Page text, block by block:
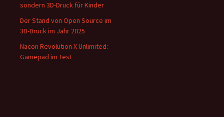
sondern 3D-Druck für Kinder
Der Stand von Open Source im
3D-Druck im Jahr 2025
Nacon Revolution X Unlimited:
Gamepad im Test